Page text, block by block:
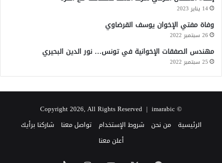
14 يناير 2023
وفاة مفتي الإخوان يوسف القرضاوي
26 سبتمبر 2022
مهندس الصفقات الإخوانية في تونس… نور الدين البحيري
25 سبتمبر 2022
© Copyright 2026, All Rights Reserved |
imarabic
الرئيسية
من نحن شروط الإستخدام تواصل معنا
شاركنا برأيك
أعلن معنا